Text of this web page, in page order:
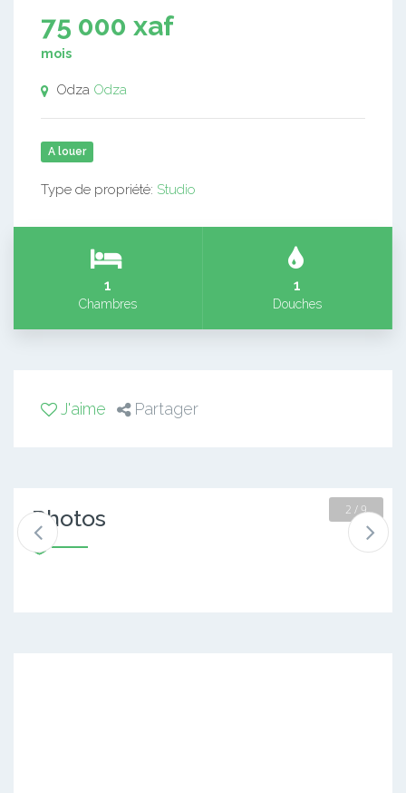
75 000 xaf
mois
Odza Odza
A louer
Type de propriété: Studio
1
Chambres
1
Douches
J'aime Partager
Photos 2 / 9